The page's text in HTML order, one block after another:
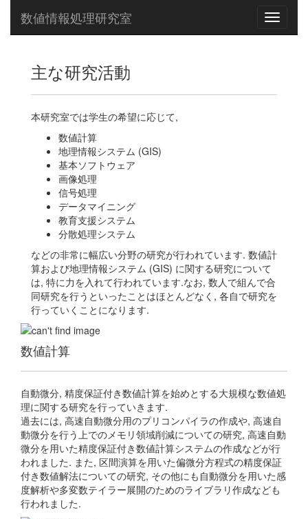
Toggle
数値情報処理研究室
主な研究活動
本研究室では学生の希望に応じて,
数値計算
地理情報システム (GIS)
基本ソフトウェア
画像処理
信号処理
データマイニング
教育支援システム
分散処理システム
などの非常に幅広い分野の研究が行われています. 数値計
算および地理情報システム (GIS) に関する研究について
は, 特に力を入れて行われています.なお, 数人で組んで合
同研究を行うといったことはほとんどなく, 各自で研究を
行っていくことになります.
数値計算
自動微分, 精度保証付き数値計算を始めとする大規模な数値処
理に関する研究を行っていきます.
過去には, 高速自動微分用のプリコンパイラの作成や, 高速自
動微分を行う上でのメモリ領域削減についての研究, 高速自動
微分を用いた精度保証付き数値計算システムの作成などが行
われました. また, 区間演算を用いた偏微分方程式の精度保証
付き数値解法についての研究, その他にも自動微分を用いた感
度解析や多変数テイラー展開のためのライブラリ作成なども
行われました.